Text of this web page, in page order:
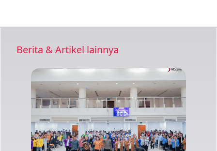
Berita & Artikel lainnya